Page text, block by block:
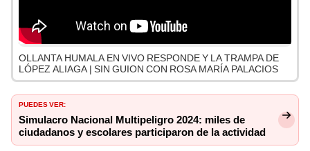
OLLANTA HUMALA EN VIVO RESPONDE Y LA TRAMPA DE
LÓPEZ ALIAGA | SIN GUION CON ROSA MARÍA PALACIOS
PUEDES VER:
Simulacro Nacional Multipeligro 2024: miles de
ciudadanos y escolares participaron de la actividad